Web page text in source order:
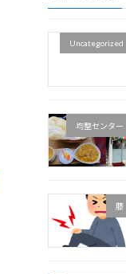
Uncategorized
均整センター
膝